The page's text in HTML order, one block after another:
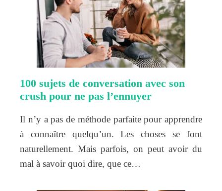
100 sujets de conversation avec son
crush pour ne pas l’ennuyer
Il n’y a pas de méthode parfaite pour apprendre
à connaître quelqu’un. Les choses se font
naturellement. Mais parfois, on peut avoir du
mal à savoir quoi dire, que ce…